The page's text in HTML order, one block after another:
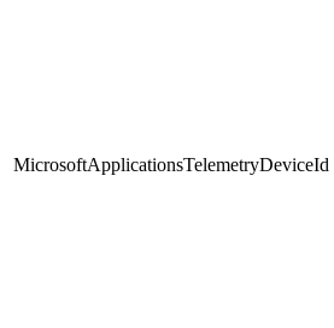
MicrosoftApplicationsTelemetryDeviceId